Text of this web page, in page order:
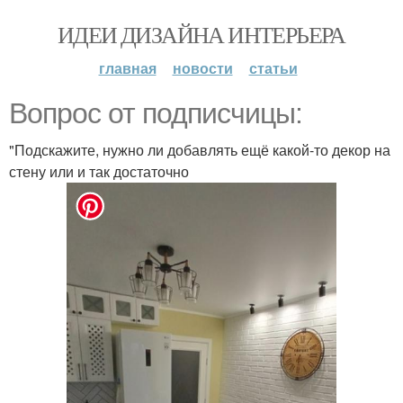
ИДЕИ ДИЗАЙНА ИНТЕРЬЕРА
главная новости статьи
Вопрос от подписчицы:
"Подскажите, нужно ли добавлять ещё какой-то декор на
стену или и так достаточно